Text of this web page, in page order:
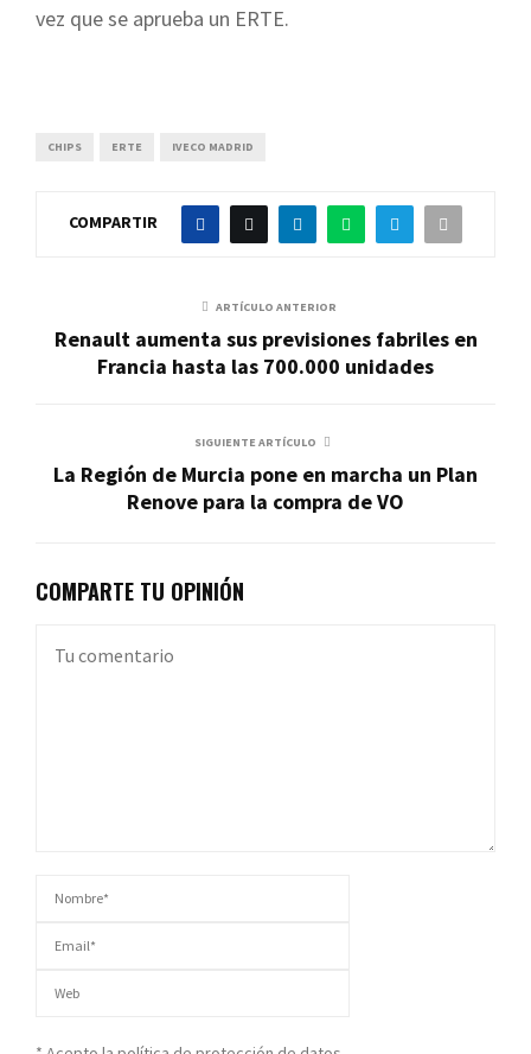
vez que se aprueba un ERTE.
CHIPS ERTE IVECO MADRID
COMPARTIR
ARTÍCULO ANTERIOR
Renault aumenta sus previsiones fabriles en
Francia hasta las 700.000 unidades
SIGUIENTE ARTÍCULO
La Región de Murcia pone en marcha un Plan
Renove para la compra de VO
COMPARTE TU OPINIÓN